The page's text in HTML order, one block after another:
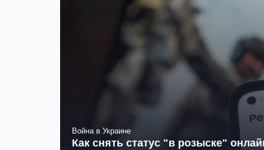
Война в Украине
Как снять статус "в розыске"